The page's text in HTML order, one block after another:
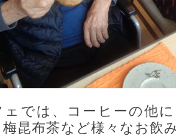
ェでは、コーヒーの他
梅昆布茶など様々なお飲